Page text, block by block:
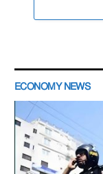
ECONOMY NEWS